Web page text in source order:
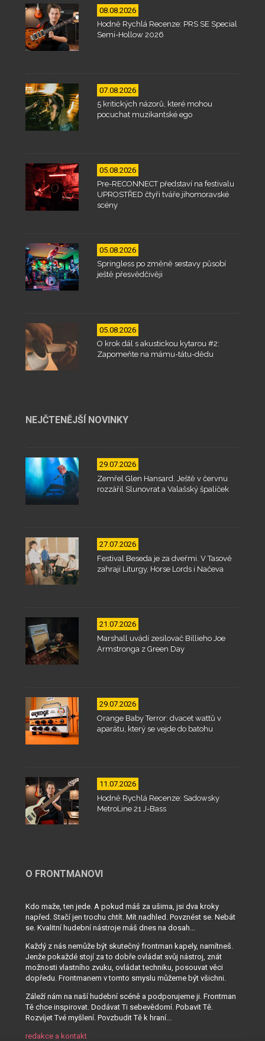
08.08.2026
Hodně Rychlá Recenze: PRS SE Special
Semi-Hollow 2026
07.08.2026
5 kritických názorů, které mohou
pocuchat muzikantské ego
05.08.2026
Pre-RECONNECT představí na festivalu
UPROSTŘED čtyři tváře jihomoravské
scény
05.08.2026
Springless po změně sestavy působí
ještě přesvědčivěji
05.08.2026
O krok dál s akustickou kytarou #2:
Zapomeňte na mámu-tátu-dědu
NEJČTENĚJŠÍ NOVINKY
29.07.2026
Zemřel Glen Hansard. Ještě v červnu
rozzářil Slunovrat a Valašský špalíček
27.07.2026
Festival Beseda je za dveřmi. V Tasově
zahrají Liturgy, Horse Lords i Načeva
21.07.2026
Marshall uvádí zesilovač Billieho Joe
Armstronga z Green Day
29.07.2026
Orange Baby Terror: dvacet wattů v
aparátu, který se vejde do batohu
11.07.2026
Hodně Rychlá Recenze: Sadowsky
MetroLine 21 J-Bass
O FRONTMANOVI
Kdo maže, ten jede. A pokud máš za ušima, jsi dva kroky
napřed. Stačí jen trochu chtít. Mít nadhled. Povznést se. Nebát
se. Kvalitní hudební nástroje máš dnes na dosah...
Každý z nás nemůže být skutečný frontman kapely, namítneš.
Jenže pokaždé stojí za to dobře ovládat svůj nástroj, znát
možnosti vlastního zvuku, ovládat techniku, posouvat věci
dopředu. Frontmanem v tomto smyslu můžeme být všichni.
Záleží nám na naší hudební scéně a podporujeme ji. Frontman
Tě chce inspirovat. Dodávat Ti sebevědomí. Pobavit Tě.
Rozvíjet Tvé myšlení. Povzbudit Tě k hraní...
redakce a kontakt